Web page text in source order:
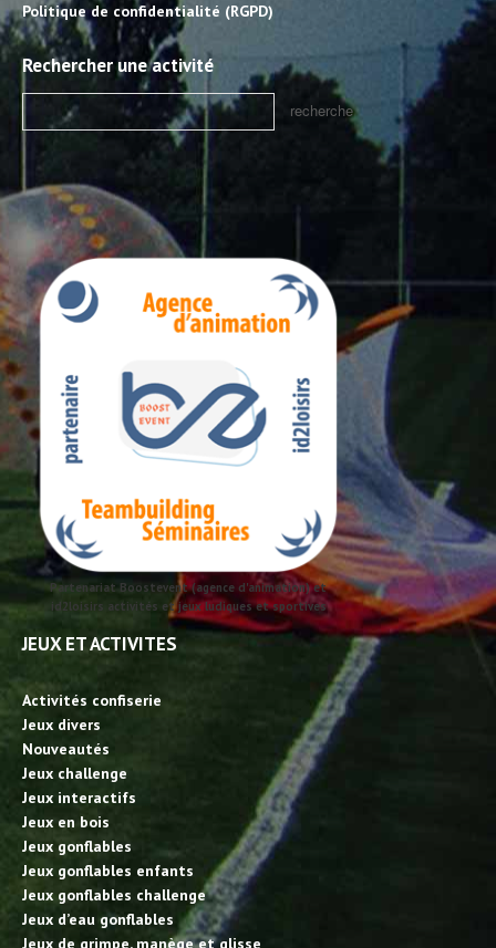
Politique de confidentialité (RGPD)
Rechercher une activité
Partenariat Boostevent (agence d'animation) et
id2loisirs activités et jeux ludiques et sportives
JEUX ET ACTIVITES
Activités confiserie
Jeux divers
Nouveautés
Jeux challenge
Jeux interactifs
Jeux en bois
Jeux gonflables
Jeux gonflables enfants
Jeux gonflables challenge
Jeux d’eau gonflables
Jeux de grimpe, manège et glisse